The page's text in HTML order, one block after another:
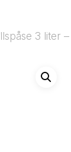
3 liter